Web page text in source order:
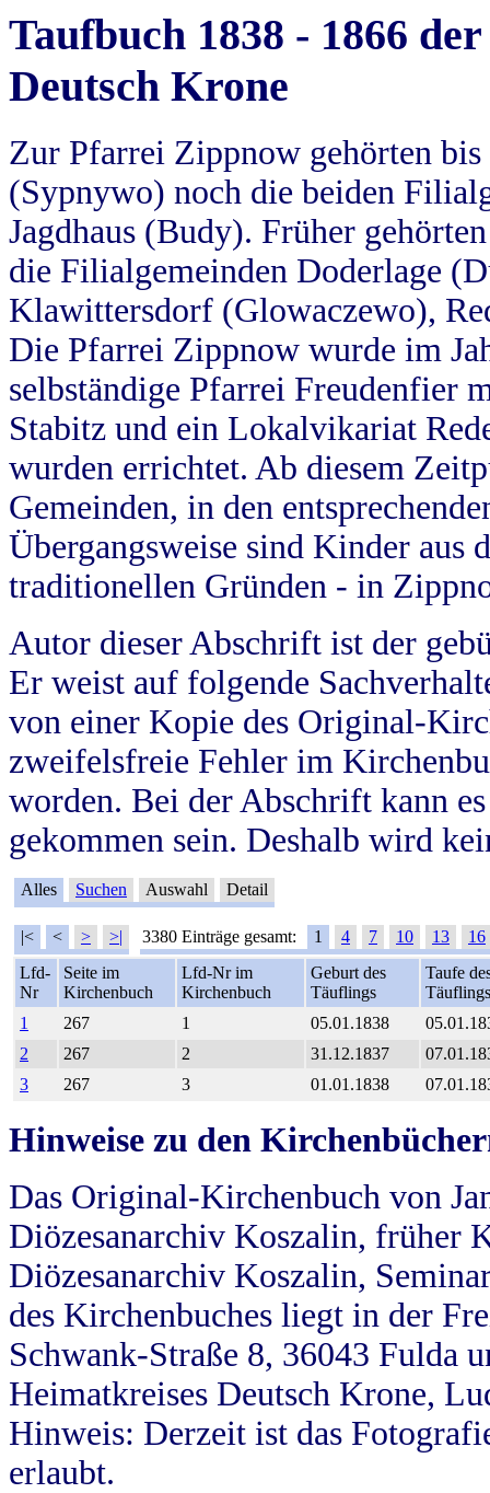
Taufbuch 1838 - 1866
Deutsch Krone
Zur Pfarrei Zippnow gehörten
(Sypnywo) noch die beiden
Jagdhaus (Budy). Früher
die Filialgemeinden Doderlage
Klawittersdorf (Glowaczewo),
Die Pfarrei Zippnow wurde im
selbständige Pfarrei Freudenfier
Stabitz und ein Lokalvikariat
wurden errichtet. Ab diesem
Gemeinden, in den
Übergangsweise sind Kinder aus
traditionellen Gründen - in
Autor dieser Abschrift ist der
Er weist auf folgende
von einer Kopie des Original-
zweifelsfreie Fehler im
worden. Bei der Abschrift kann
gekommen sein. Deshalb wird
Alles Suchen Auswahl Detail
|< < > >| 3380 Einträge gesamt: 1 4 7 10 13
16
Lfd-
Nr
Seite im
Kirchenbuch
Lfd-Nr im
Kirchenbuch
Geburt des
Täuflings
Taufe
Täuflings
1
267 1 05.01.1838
2
267 2 31.12.1837
3
267 3 01.01.1838
Hinweise zu den
Das Original-Kirchenbuch von
Diözesanarchiv Koszalin, früher
Diözesanarchiv Koszalin,
des Kirchenbuches liegt in der
Schwank-Straße 8, 36043 Fulda
Heimatkreises Deutsch Krone,
Hinweis: Derzeit ist das
erlaubt.